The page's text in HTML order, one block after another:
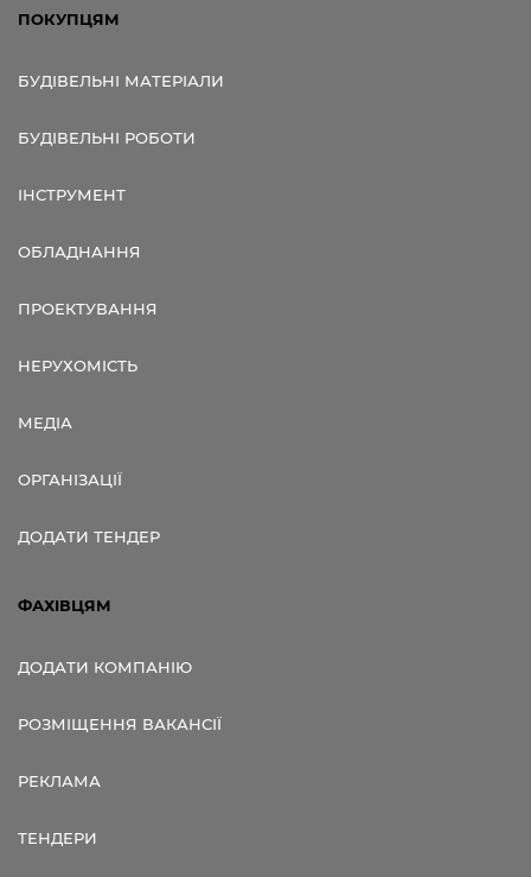
ПОКУПЦЯМ
БУДІВЕЛЬНІ МАТЕРІАЛИ
БУДІВЕЛЬНІ РОБОТИ
ІНСТРУМЕНТ
ОБЛАДНАННЯ
ПРОЕКТУВАННЯ
НЕРУХОМІСТЬ
МЕДІА
ОРГАНІЗАЦІЇ
ДОДАТИ ТЕНДЕР
ФАХІВЦЯМ
ДОДАТИ КОМПАНІЮ
РОЗМІЩЕННЯ ВАКАНСІЇ
РЕКЛАМА
ТЕНДЕРИ